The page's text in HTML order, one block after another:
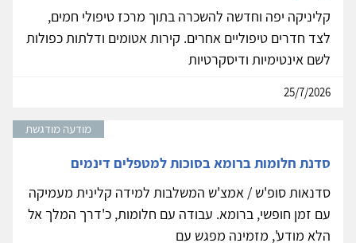
קליניקה יפה וחדשה להשכרה בתוך מרכז טיפולי חמים,
לצד חדרים טיפוליים אחרים. קירות אטומים ודלתות כפולות
לשם אינטימיות ודיסקרטיות
25/7/2026
מודעה מודגשת
סדנת חלומות ברומא בסוכות למטפלים דינמים
סדנאות סופ'ש / אמצ'ש המשלבות למידה קלינית מעמיקה
עם זמן חופשי, ברומא. עבודה עם חלומות, כ'דרך המלך אל
הלא מודע', מזמינה מפגש עם